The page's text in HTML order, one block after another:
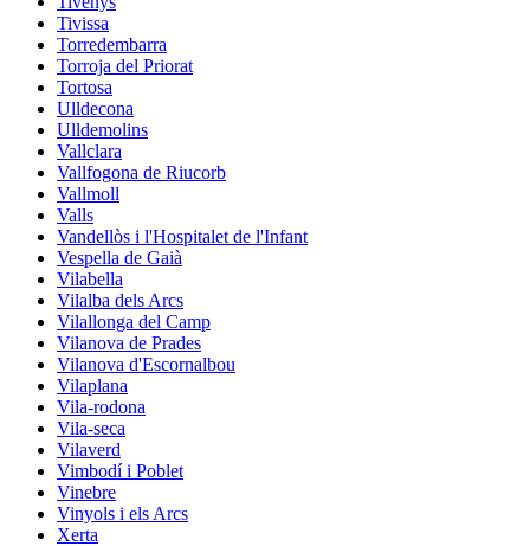
Tivissa
Torredembarra
Torroja del Priorat
Tortosa
Ulldecona
Ulldemolins
Vallclara
Vallfogona de Riucorb
Vallmoll
Valls
Vandellòs i l'Hospitalet de l'Infant
Vespella de Gaià
Vilabella
Vilalba dels Arcs
Vilallonga del Camp
Vilanova de Prades
Vilanova d'Escornalbou
Vilaplana
Vila-rodona
Vila-seca
Vilaverd
Vimbodí i Poblet
Vinebre
Vinyols i els Arcs
Xerta